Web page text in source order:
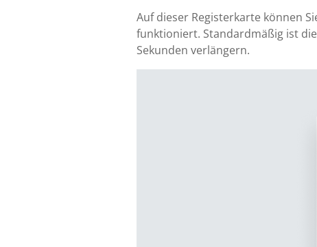
Auf dieser Registerkarte können
funktioniert. Standardmäßig ist
Sekunden verlängern.